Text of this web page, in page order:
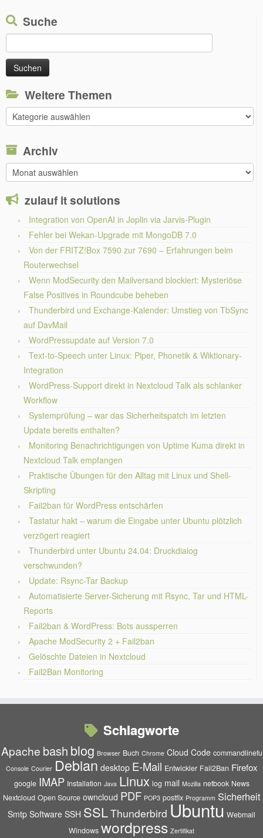
Suche
Suchen
nach:
Weitere Themen
Weitere
Themen
Archiv
Archiv
zulauf it solutions
Integration von OpenAI in Joplin via Jarvis-Plugin
Fehler bei Wekan-Upgrade mit MongoDB 7.0
Von der FRITZ!Box 7590 zur 7690 – Erfahrungen beim
Routerwechsel
Wenn ModSecurity den Mailversand blockiert: Mysteriöse
False Positives in Roundcube beheben
Thunderbird und Exchange-Kalender: Umstieg von TbSync
auf DavMail
WordPressupdate auf Version 7.0
Text-to-Speech unter Linux: Piper, Phonetik & Wiktionary-
Integration
WordPress-Support direkt in Nextcloud Talk als schlanker
Workflow
Systemprüfung – war das Sicherheitspatch im letzten
Update bereits enthalten?
Monitoring Benachrichtigungen von Uptime Kuma direkt in
Nextcloud Talk empfangen
Praktische Übungen für den Alltag mit Linux und Shell-
Skripting
Fail2ban für WordPress entschärfen
Tastatur hakt – warum die Eingabe unter Ubuntu plötzlich
verzögert reagiert
Thunderbird unter Ubuntu 24.04: Druckdialog
verschwunden?
Update: Rsync-Tar Backup
Automatisierte Server-Sicherung mit Rsync, Tar und HTML-
Reports
Fail2ban & WordPress: Bots aussperren
Apache ModSecurity 2 + Fail2ban
Gelöschte Dateien in Nextcloud
Fail2Ban Monitoring
Schlagworte
Apache bash blog Browser Buch Chrome Cloud Code commandlinefu
Console Courier Debian desktop E-Mail Entwickler Fail2Ban Firefox
google IMAP Installation Java Linux log mail Mozilla netbook News
Nextcloud Open Source owncloud PDF POP3 postfix Programm Sicherheit
Smtp Software SSH SSLThunderbird Ubuntu Webmail
Windows wordpress Zertifikat